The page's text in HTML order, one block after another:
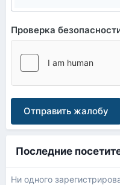
Проверка
Отправить жалобу
Последние
Ни одного